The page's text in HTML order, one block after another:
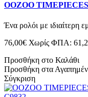
OOZOO TIMEPIECES
Ένα ρολόι με ιδιαίτερη
76,00€ Χωρίς ΦΠΑ:
Προσθήκη στο Καλάθι
Προσθήκη στα
Σύγκριση